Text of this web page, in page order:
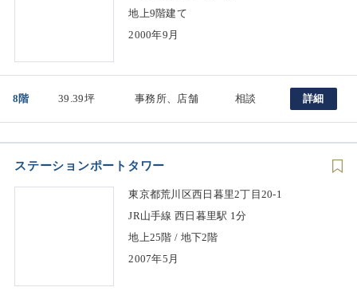
地上9階建て
2000年9月
8階 39.39坪 事務所、店舗 相談 詳細
ステーションポートタワー
東京都荒川区西日暮里2丁目20-1
JR山手線 西日暮里駅 1分
地上25階 / 地下2階
2007年5月